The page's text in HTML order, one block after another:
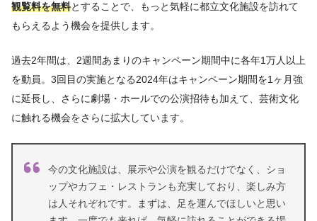
観覧料を無料とすることで、もっと気軽に都立文化施設を訪れて
もらえるよう機会を提供します。
過去2年間は、2週間あまりのキャンペーン期間中に各年1万人以上
を動員。3回目の実施となる2024年はキャンペーン期間を1ヶ月強
に延長し、さらに劇場・ホールでの公演招待も加えて、芸術文化
に触れる機会をさらに拡大しています。
今の文化施設は、展示や公演を観るだけでなく、ショ
ップやカフェ・レストランも充実しており、楽しみ方
は人それぞれです。まずは、足を運んでほしいと思い